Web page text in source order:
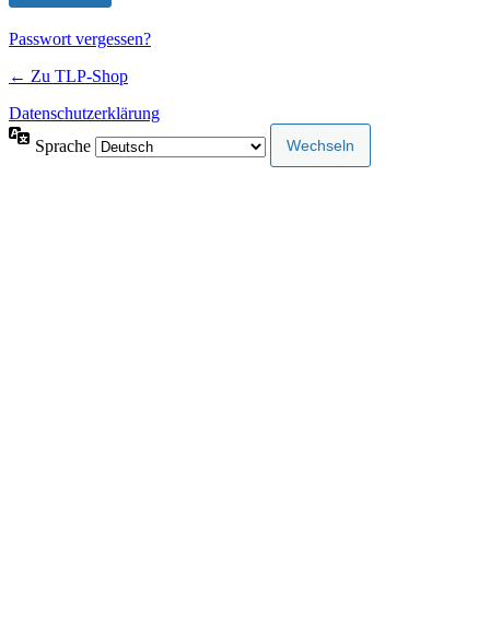
Passwort vergessen?
← Zu TLP-Shop
Datenschutzerklärung
Sprache